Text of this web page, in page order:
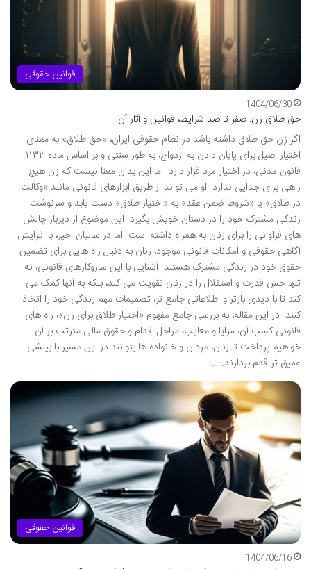
قوانین حقوقی
1404/06/30
حق طلاق زن: صفر تا صد شرایط، قوانین و آثار آن
اگر زن حق طلاق داشته باشد در نظام حقوقی ایران، «حق طلاق» به معنای
اختیار اصیل برای پایان دادن به ازدواج، به طور سنتی و بر اساس ماده ۱۱۳۳
قانون مدنی، در اختیار مرد قرار دارد. اما این بدان معنا نیست که زن هیچ
راهی برای جدایی ندارد. او می تواند از طریق ابزارهای قانونی مانند «وکالت
در طلاق» یا «شروط ضمن عقد» به «اختیار طلاق» دست یابد و سرنوشت
زندگی مشترک خود را در دستان خویش بگیرد. این موضوع از دیرباز چالش
های فراوانی را برای زنان به همراه داشته است. اما در سالیان اخیر، با افزایش
آگاهی حقوقی و امکانات قانونی موجود، زنان به دنبال راه هایی برای تضمین
حقوق خود در زندگی مشترک هستند. آشنایی با این سازوکارهای قانونی، نه
تنها حس قدرت و استقلال را در زنان تقویت می کند، بلکه به آنها کمک می
کند تا با دیدی بازتر و اطلاعاتی جامع تر، تصمیمات مهم زندگی خود را اتخاذ
کنند. در این مقاله، به بررسی جامع مفهوم «اختیار طلاق برای زن»، راه های
قانونی کسب آن، مزایا و معایب، مراحل اقدام و حقوق مالی مترتب بر آن
خواهیم پرداخت تا زنان، مردان و خانواده ها بتوانند در این مسیر با بینشی
عمیق تر قدم بردارند. …
قوانین حقوقی
1404/06/16